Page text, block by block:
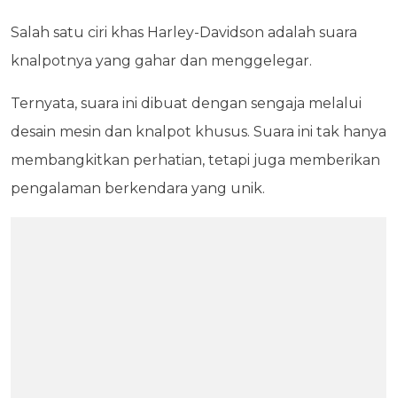
Salah satu ciri khas Harley-Davidson adalah suara
knalpotnya yang gahar dan menggelegar.
Ternyata, suara ini dibuat dengan sengaja melalui
desain mesin dan knalpot khusus. Suara ini tak hanya
membangkitkan perhatian, tetapi juga memberikan
pengalaman berkendara yang unik.